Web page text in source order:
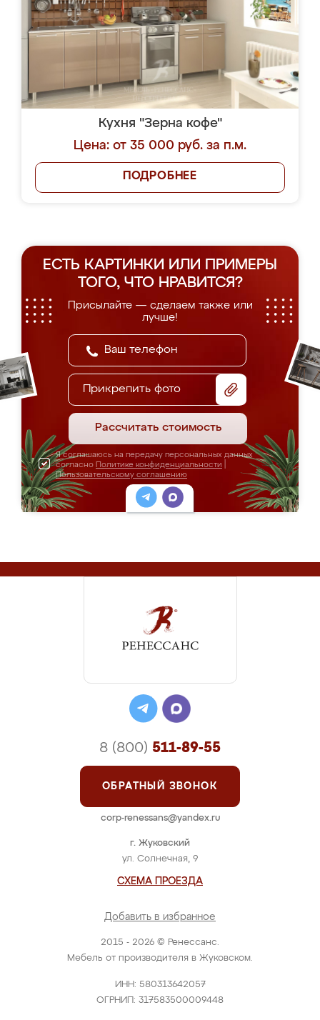
Кухня "Зерна кофе"
Цена: от 35 000 руб. за п.м.
ПОДРОБНЕЕ
ЕСТЬ КАРТИНКИ ИЛИ ПРИМЕРЫ
ТОГО, ЧТО НРАВИТСЯ?
Присылайте — сделаем также или
лучше!
Прикрепить фото
Рассчитать стоимость
Я соглашаюсь на передачу персональных данных
согласно Политике конфиденциальности
Пользовательскому соглашению
2015 - 2026 © Ренессанс.
Мебель от производителя в Жуковском.
ИНН: 580313642057
ОГРНИП: 317583500009448
г. Жуковский
ул. Солнечная, 9
СХЕМА ПРОЕЗДА
Добавить в избранное
8 (800) 511-89-55
ОБРАТНЫЙ ЗВОНОК
corp-renessans@yandex.ru